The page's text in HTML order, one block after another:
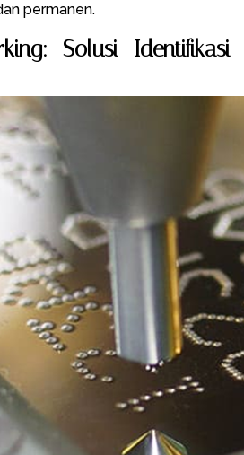
permanen.
Solusi Identifikasi